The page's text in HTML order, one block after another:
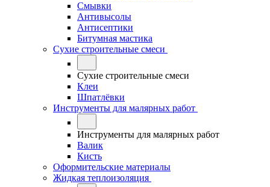
Смывки
Антивысолы
Антисептики
Битумная мастика
Сухие строительные смеси
Сухие строительные смеси
Клеи
Шпатлёвки
Инструменты для малярных работ
Инструменты для малярных работ
Валик
Кисть
Оформительские материалы
Жидкая теплоизоляция